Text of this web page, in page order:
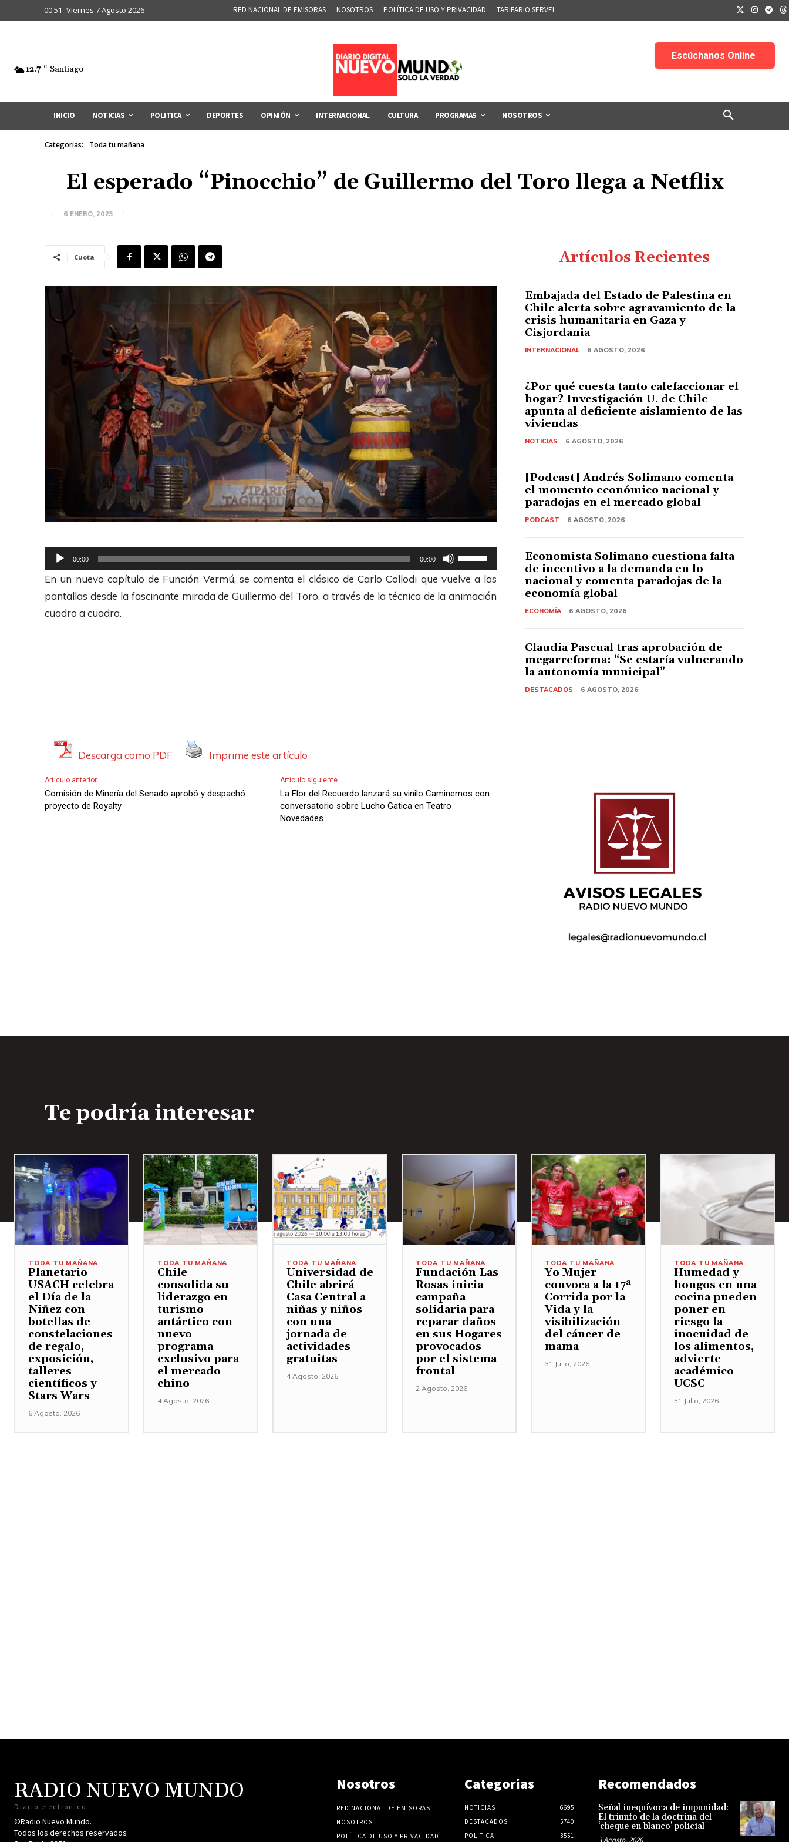
00:51 -Viernes 7 Agosto 2026 RED NACIONAL DE EMISORAS NOSOTROS POLÍTICA DE USO Y PRIVACIDAD TARIFARIO SERVEL
12.7 C Santiago
INICIO NOTICIAS POLITICA DEPORTES OPINIÓN INTERNACIONAL CULTURA PROGRAMAS NOSOTROS
Categorias: Toda tu mañana
El esperado “Pinocchio” de Guillermo del Toro llega a Netflix
6 ENERO, 2023
Cuota
e
r
A
u
d
00:00 00:00
U
t
a
p
a
u
m
e
n
t
a
o
En un nuevo capítulo de Función Vermú, se comenta el clásico de Carlo Collodi que vuelve a las
pantallas desde la fascinante mirada de Guillermo del Toro, a través de la técnica de la animación
cuadro a cuadro.
Descarga como PDF Imprime este artículo
Artículo anterior
Comisión de Minería del Senado aprobó y despachó
proyecto de Royalty
Artículo siguiente
La Flor del Recuerdo lanzará su vinilo Caminemos con
conversatorio sobre Lucho Gatica en Teatro
Novedades
Artículos Recientes
Embajada del Estado de Palestina en
Chile alerta sobre agravamiento de la
crisis humanitaria en Gaza y
Cisjordania
INTERNACIONAL 6 AGOSTO, 2026
¿Por qué cuesta tanto calefaccionar el
hogar? Investigación U. de Chile
apunta al deficiente aislamiento de las
viviendas
NOTICIAS 6 AGOSTO, 2026
[Podcast] Andrés Solimano comenta
el momento económico nacional y
paradojas en el mercado global
PODCAST 6 AGOSTO, 2026
Economista Solimano cuestiona falta
de incentivo a la demanda en lo
nacional y comenta paradojas de la
economía global
ECONOMÍA 6 AGOSTO, 2026
Claudia Pascual tras aprobación de
megarreforma: “Se estaría vulnerando
la autonomía municipal”
DESTACADOS 6 AGOSTO, 2026
Te podría interesar
TODA TU MAÑANA
Planetario
USACH celebra
el Día de la
Niñez con
botellas de
constelaciones
de regalo,
exposición,
talleres
científicos y
Stars Wars
6 Agosto, 2026
TODA TU MAÑANA
Chile
consolida su
liderazgo en
turismo
antártico con
nuevo
programa
exclusivo para
el mercado
chino
4 Agosto, 2026
TODA TU MAÑANA
Universidad de
Chile abrirá
Casa Central a
niñas y niños
con una
jornada de
actividades
gratuitas
4 Agosto, 2026
TODA TU MAÑANA
Fundación Las
Rosas inicia
campaña
solidaria para
reparar daños
en sus Hogares
provocados
por el sistema
frontal
2 Agosto, 2026
TODA TU MAÑANA
Yo Mujer
convoca a la 17ª
Corrida por la
Vida y la
visibilización
del cáncer de
mama
31 Julio, 2026
TODA TU MAÑANA
Humedad y
hongos en una
cocina pueden
poner en
riesgo la
inocuidad de
los alimentos,
advierte
académico
UCSC
31 Julio, 2026
RADIO NUEVO MUNDO
Diario electrónico
©Radio Nuevo Mundo.
Todos los derechos reservados
Nosotros
RED NACIONAL DE EMISORAS
NOSOTROS
POLÍTICA DE USO Y PRIVACIDAD
Categorias
NOTICIAS
6695
DESTACADOS
5740
POLITICA
3551
Recomendados
Señal inequívoca de impunidad:
El triunfo de la doctrina del
‘cheque en blanco’ policial